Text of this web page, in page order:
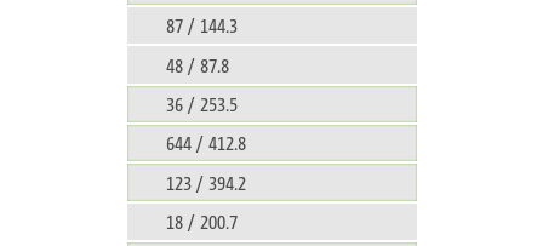
87 / 144.3
48 / 87.8
36 / 253.5
644 / 412.8
123 / 394.2
18 / 200.7